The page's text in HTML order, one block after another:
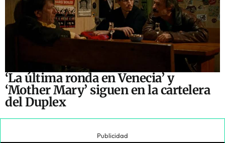
‘La última ronda en Venecia’ y
‘Mother Mary’ siguen en la cartelera
del Duplex
Publicidad